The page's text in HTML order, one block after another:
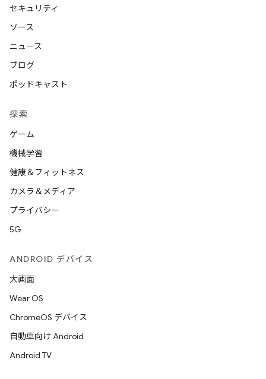
セキュリティ
ソース
ニュース
ブログ
ポッドキャスト
探索
ゲーム
機械学習
健康＆フィットネス
カメラ＆メディア
プライバシー
5G
ANDROID デバイス
大画面
Wear OS
ChromeOS デバイス
自動車向け Android
Android TV